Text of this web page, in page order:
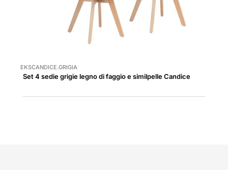
EKSCANDICE.GRIGIA
Set 4 sedie grigie legno di faggio e similpelle Candice